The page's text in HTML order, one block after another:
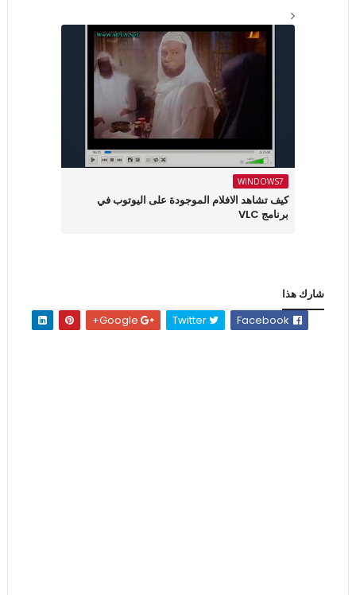
WINDOWS7
كيف تشاهد الافلام الموجودة على اليوتوب في
برنامج VLC
شارك هذا
Twitter